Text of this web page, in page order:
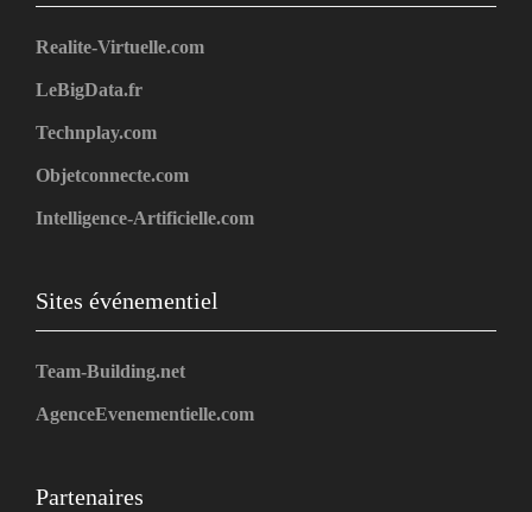
Realite-Virtuelle.com
LeBigData.fr
Technplay.com
Objetconnecte.com
Intelligence-Artificielle.com
Sites événementiel
Team-Building.net
AgenceEvenementielle.com
Partenaires